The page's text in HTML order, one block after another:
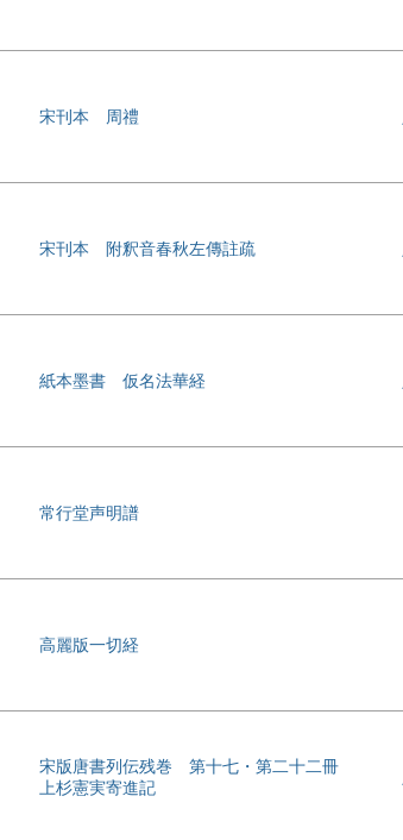
宋刊本 周禮
宋刊本 附釈音春秋左傳註疏
紙本墨書 仮名法華経
常行堂声明譜
高麗版一切経
宋版唐書列伝残巻 第十七・第二十二冊
上杉憲実寄進記